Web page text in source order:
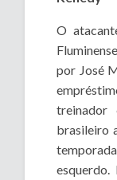
O
por José
treinador
brasileiro